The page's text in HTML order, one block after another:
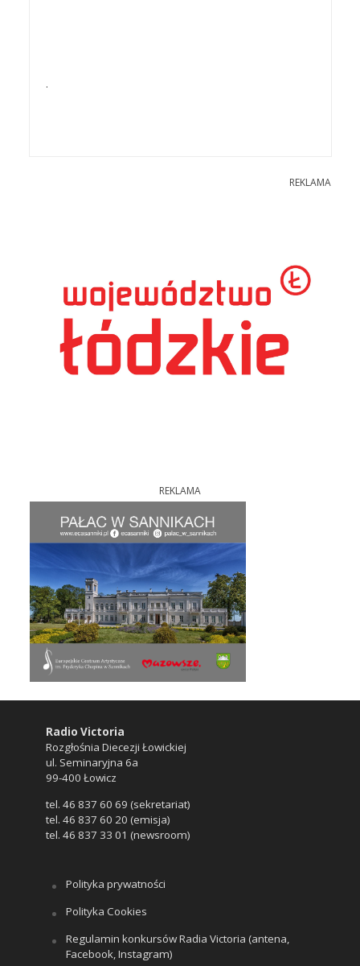
.
REKLAMA
REKLAMA
Radio Victoria
Rozgłośnia Diecezji Łowickiej
ul. Seminaryjna 6a
99-400 Łowicz
tel. 46 837 60 69 (sekretariat)
tel. 46 837 60 20 (emisja)
tel. 46 837 33 01 (newsroom)
Polityka prywatności
Polityka Cookies
Regulamin konkursów Radia Victoria (antena,
Facebook, Instagram)